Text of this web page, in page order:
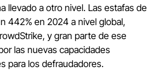
llevado a otro nivel. Las estafas de
442% en 2024 a nivel global,
y gran parte de ese
las nuevas capacidades
para los defraudadores.